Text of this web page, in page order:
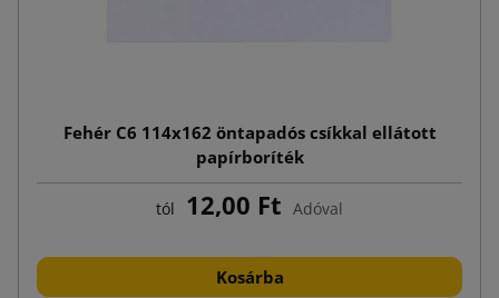
Fehér C6 114x162 öntapadós csíkkal ellátott
papírboríték
tól 12,00 Ft Adóval
Kosárba